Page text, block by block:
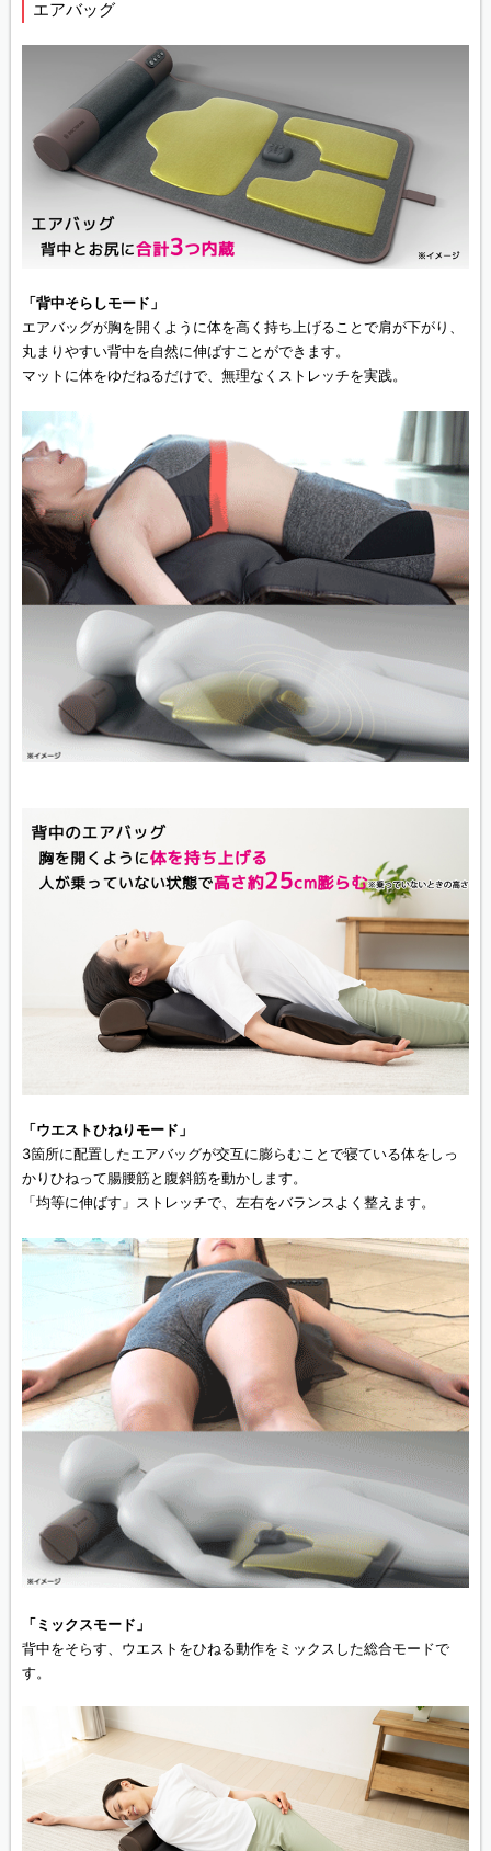
エアバッグ
「背中そらしモード」
エアバッグが胸を開くように体を高く持ち上げることで肩が下がり、
丸まりやすい背中を自然に伸ばすことができます。
マットに体をゆだねるだけで、無理なくストレッチを実践。
「ウエストひねりモード」
3箇所に配置したエアバッグが交互に膨らむことで寝ている体をしっ
かりひねって腸腰筋と腹斜筋を動かします。
「均等に伸ばす」ストレッチで、左右をバランスよく整えます。
「ミックスモード」
背中をそらす、ウエストをひねる動作をミックスした総合モードで
す。